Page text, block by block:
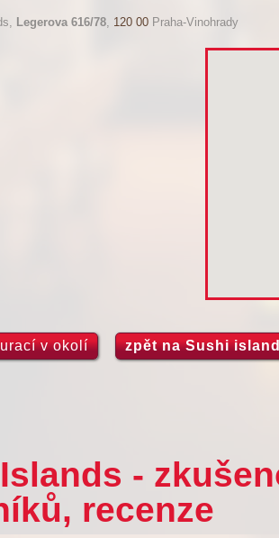
Legerova 616/78, 120 00 Praha-Vinohrady
v okolí zpět na Sushi
-
recenze